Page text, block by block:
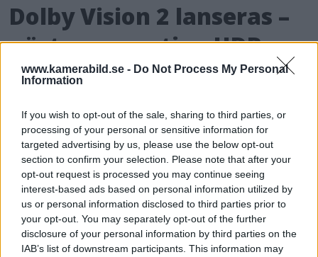
www.kamerabild.se - Do Not Process My Personal
Information
If you wish to opt-out of the sale, sharing to third parties, or
processing of your personal or sensitive information for
targeted advertising by us, please use the below opt-out
section to confirm your selection. Please note that after your
opt-out request is processed you may continue seeing
interest-based ads based on personal information utilized by
us or personal information disclosed to third parties prior to
your opt-out. You may separately opt-out of the further
disclosure of your personal information by third parties on the
IAB’s list of downstream participants. This information may
Dolby Vision 2 lanseras –
nästa generation HDR ger
bättre bild
omfång släpps nu Dolby Vision 2, en ny
bildmotor som analyserar bilden och scenen
och förbättrar den för tittaren.